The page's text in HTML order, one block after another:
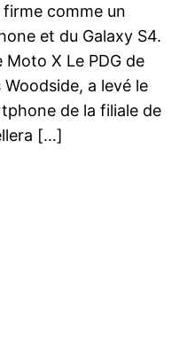
firme comme un
et du Galaxy S4.
X Le PDG de
a levé le
de la filiale de
[…]